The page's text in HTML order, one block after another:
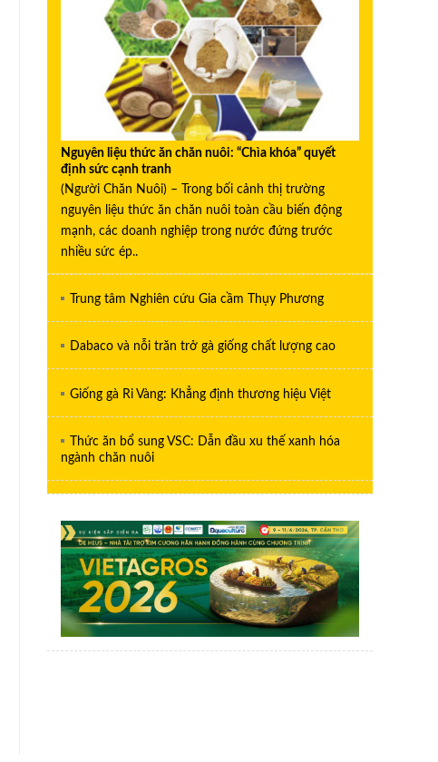
Nguyên liệu thức ăn chăn nuôi: “Chìa khóa” quyết
định sức cạnh tranh
(Người Chăn Nuôi) – Trong bối cảnh thị trường
nguyên liệu thức ăn chăn nuôi toàn cầu biến động
mạnh, các doanh nghiệp trong nước đứng trước
nhiều sức ép..
Trung tâm Nghiên cứu Gia cầm Thụy Phương
Dabaco và nỗi trăn trở gà giống chất lượng cao
Giống gà Ri Vàng: Khẳng định thương hiệu Việt
Thức ăn bổ sung VSC: Dẫn đầu xu thế xanh hóa
ngành chăn nuôi